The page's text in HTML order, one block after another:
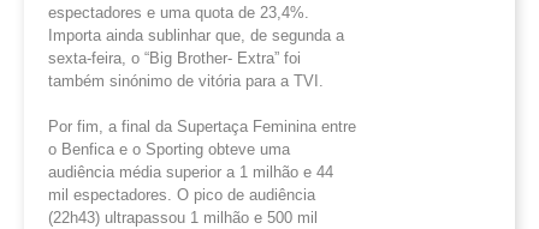
espectadores e uma quota de 23,4%.
Importa ainda sublinhar que, de segunda a
sexta-feira, o “Big Brother- Extra” foi
também sinónimo de vitória para a TVI.
Por fim, a final da Supertaça Feminina entre
o Benfica e o Sporting obteve uma
audiência média superior a 1 milhão e 44
mil espectadores. O pico de audiência
(22h43) ultrapassou 1 milhão e 500 mil